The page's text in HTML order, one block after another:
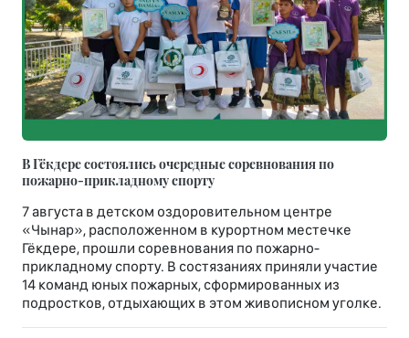
В Гёкдере состоялись очередные соревнования по
пожарно-прикладному спорту
7 августа в детском оздоровительном центре
«Чынар», расположенном в курортном местечке
Гёкдере, прошли соревнования по пожарно-
прикладному спорту. В состязаниях приняли участие
14 команд юных пожарных, сформированных из
подростков, отдыхающих в этом живописном уголке.